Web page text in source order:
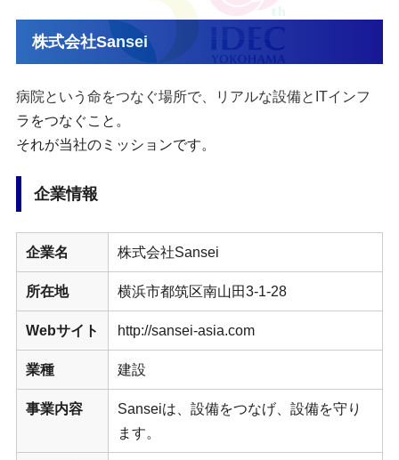
株式会社Sansei
病院という命をつなぐ場所で、リアルな設備とITインフ
ラをつなぐこと。
それが当社のミッションです。
企業情報
企業名 株式会社Sansei
所在地 横浜市都筑区南山田3-1-28
Webサイト http://sansei-asia.com
業種 建設
事業内容
Sanseiは、設備をつなげ、設備を守り
ます。